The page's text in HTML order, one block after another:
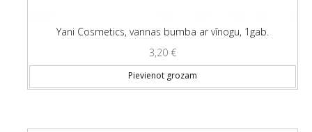
Yani Cosmetics, vannas bumba ar vīnogu, 1gab.
3,20 €
Pievienot grozam